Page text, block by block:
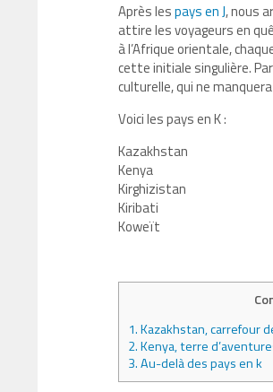
Après lespays en J, nous
attire les voyageurs en
à l’Afrique orientale,
cette initiale singulière.
culturelle, qui ne
Voici les pays en K :
Kazakhstan
Kenya
Kirghizistan
Kiribati
Koweït
1.Kazakhstan, carrefour
2.Kenya, terre
3.Au-delà des pays en k